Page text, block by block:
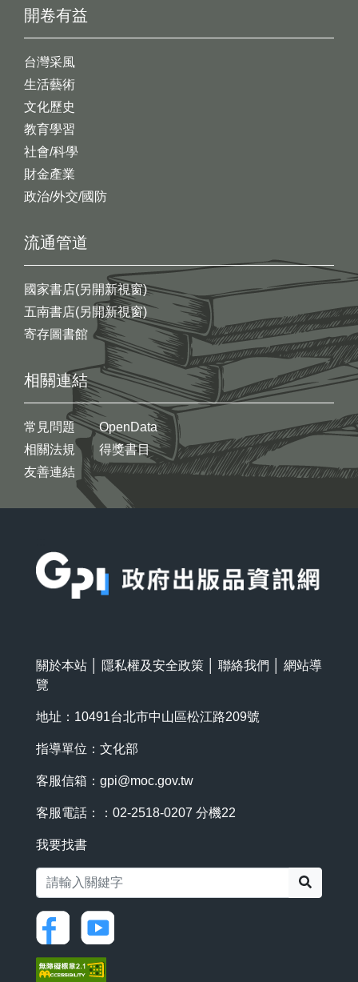
開卷有益
台灣采風
生活藝術
文化歷史
教育學習
社會/科學
財金產業
政治/外交/國防
流通管道
國家書店(另開新視窗)
五南書店(另開新視窗)
寄存圖書館
相關連結
常見問題
相關法規
友善連結
OpenData
得獎書目
關於本站 隱私權及安全政策 聯絡我們
網站導
覽
地址：10491台北市中山區松江路209號
指導單位：文化部
客服信箱： gpi@moc.gov.tw
客服電話：：02-2518-0207 分機22
我要找書